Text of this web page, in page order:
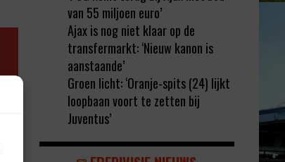
van 55 miljoen euro’
Ajax is nog niet klaar op de
transfermarkt: ‘Nieuw kanon is
aanstaande’
Groen licht: ‘Oranje-spits (24) lijkt
loopbaan voort te zetten bij
Juventus’